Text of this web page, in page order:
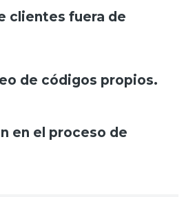
clientes fuera de
de códigos propios.
en el proceso de